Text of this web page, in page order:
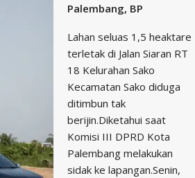
Palembang, BP
Lahan seluas 1,5 heaktare
terletak di Jalan Siaran RT
18 Kelurahan Sako
Kecamatan Sako diduga
ditimbun tak
berijin.Diketahui saat
Komisi III DPRD Kota
Palembang melakukan
sidak ke lapangan.Senin,